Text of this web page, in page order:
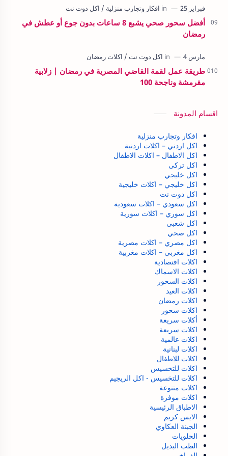
أفضل سحور صحي يشبع 8 ساعات بدون جوع أو عطش في
رمضان
طريقة عمل لقمة القاضي المصرية في رمضان | زلابية
مقرمشة وناجحة 100
اقسام المدونة
افكار وتجارب منزلية
اكل اردني – اكلات اردنية
اكل الاطفال – اكلات الاطفال
اكل تركى
اكل خليجي
اكل خليجي – اكلات خليجية
اكل دوت نت
اكل سعودي – اكلات سعودية
اكل سوري – اكلات سورية
اكل شعبي
اكل صحي
اكل مصري – اكلات مصرية
اكل مغربي – اكلات مغربية
اكلات اقتصادية
اكلات الاسماك
اكلات السحور
اكلات العيد
اكلات رمضان
اكلات سحور
أكلات سريعة
اكلات سريعة
اكلات عالمية
اكلات لبنانية
اكلات للاطفال
اكلات للتخسيس
اكلات للتخسيس - اكل الريجيم
اكلات متنوعة
اكلات موفرة
الاطباق الرئيسية
الايس كريم
الجبنة العكاوي
الحلويات
الطب البديل